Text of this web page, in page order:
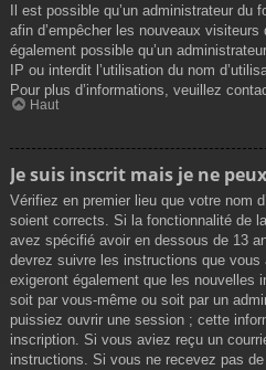
Il est possible qu’un administrateur
afin d’empêcher les nouveaux
également possible qu’un
IP ou interdit l’utilisation du nom
Pour plus d’informations, veuillez
Haut
Je suis inscrit mais je ne
Vérifiez en premier lieu que votre nom
soient corrects. Si la fonctionnalité de
avez spécifié avoir en dessous de 13
devrez suivre les instructions que
exigeront également que les nouvelles
soit par vous-même ou soit par un
puissiez ouvrir une session ; cette
inscription. Si vous aviez reçu un
instructions. Si vous ne recevez pas